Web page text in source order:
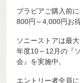
ブラビアご購入前
800円～4,000円お
ソニーストアは最
年度10～12月の『
会』を実施中。
エントリー者全員